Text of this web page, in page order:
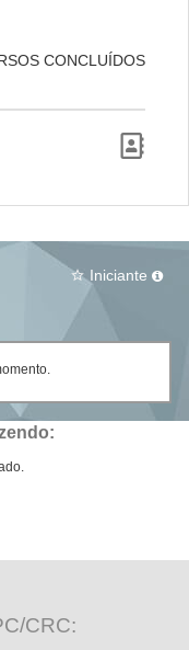
CONCLUÍDOS
star_border Iniciante
CRC: